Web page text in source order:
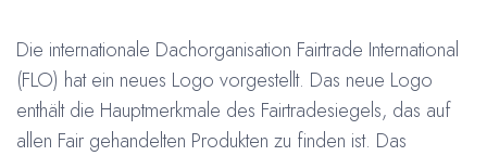
Die internationale Dachorganisation Fairtrade International
(FLO) hat ein neues Logo vorgestellt. Das neue Logo
enthält die Hauptmerkmale des Fairtradesiegels, das auf
allen Fair gehandelten Produkten zu finden ist. Das